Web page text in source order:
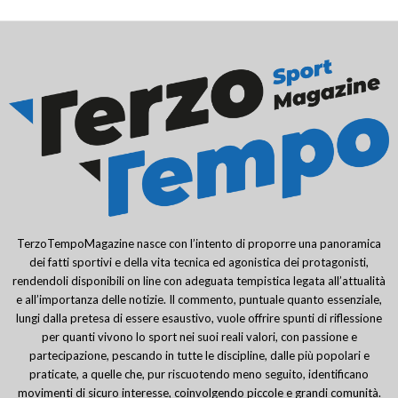
TerzoTempoMagazine nasce con l’intento di proporre una panoramica
dei fatti sportivi e della vita tecnica ed agonistica dei protagonisti,
rendendoli disponibili on line con adeguata tempistica legata all’attualità
e all’importanza delle notizie. Il commento, puntuale quanto essenziale,
lungi dalla pretesa di essere esaustivo, vuole offrire spunti di riflessione
per quanti vivono lo sport nei suoi reali valori, con passione e
partecipazione, pescando in tutte le discipline, dalle più popolari e
praticate, a quelle che, pur riscuotendo meno seguito, identificano
movimenti di sicuro interesse, coinvolgendo piccole e grandi comunità.